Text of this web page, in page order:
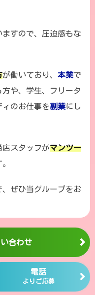
ますので、圧迫感もな
が働いており、 本業で
や、学生、フリータ
ィのお仕事を副業にし
店スタッフがマンツー
、ぜひ当グループをお
合わせ
電話
よりご応募